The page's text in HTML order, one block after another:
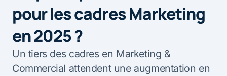
pour les cadres Marketing
en 2025 ?
Un tiers des cadres en Marketing &
Commercial attendent une augmentation en